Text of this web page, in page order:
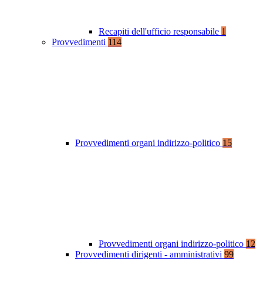
Recapiti dell'ufficio responsabile 1
Provvedimenti 114
Provvedimenti organi indirizzo-politico 15
Provvedimenti organi indirizzo-politico 12
Provvedimenti dirigenti - amministrativi 99